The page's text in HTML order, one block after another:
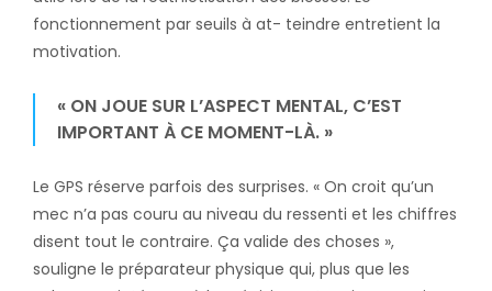
fonctionnement par seuils à at- teindre entretient la
motivation.
« ON JOUE SUR L’ASPECT MENTAL, C’EST
IMPORTANT À CE MOMENT-LÀ. »
Le GPS réserve parfois des surprises. « On croit qu’un
mec n’a pas couru au niveau du ressenti et les chiffres
disent tout le contraire. Ça valide des choses »,
souligne le préparateur physique qui, plus que les